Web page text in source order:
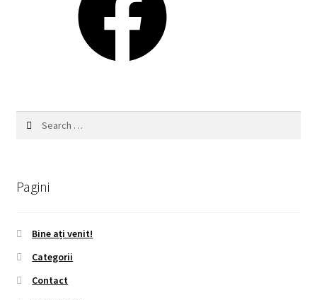
Pagini
Bine ați venit!
Categorii
Contact